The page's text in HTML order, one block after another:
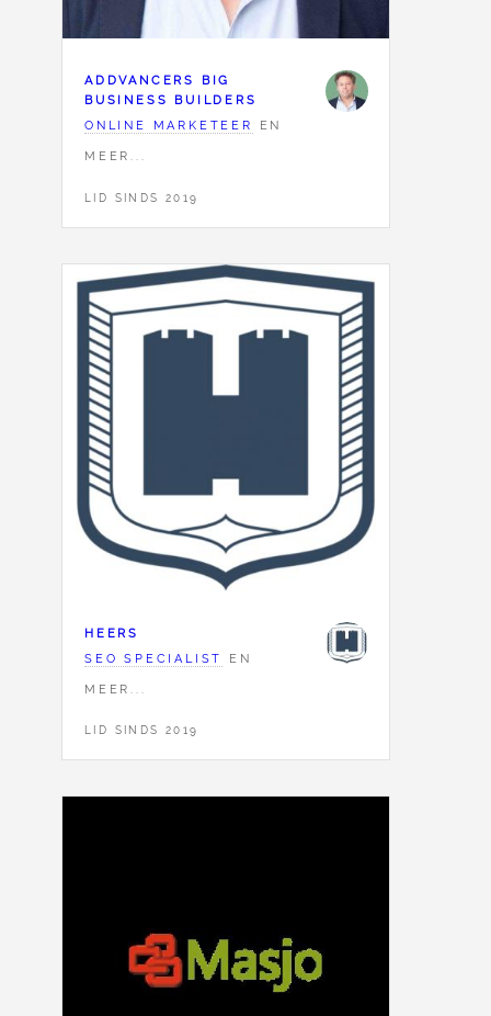
ADDVANCERS BIG
BUSINESS BUILDERS
ONLINE MARKETEER
EN
MEER...
LID SINDS 2019
HEERS
SEO SPECIALIST
EN
MEER...
LID SINDS 2019